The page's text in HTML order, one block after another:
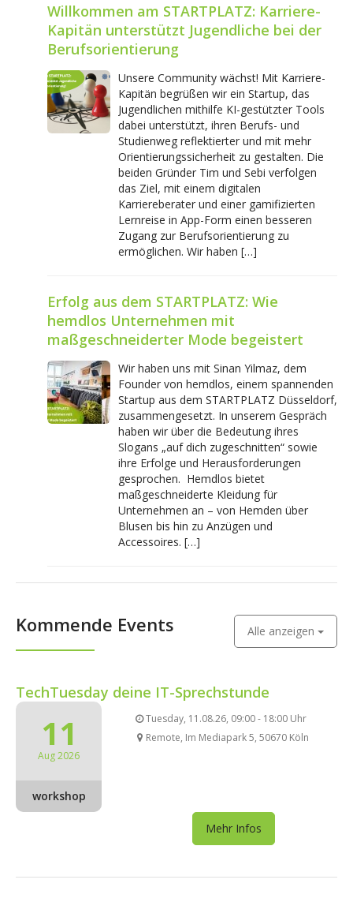
Willkommen am STARTPLATZ: Karriere-
Kapitän unterstützt Jugendliche bei der
Berufsorientierung
Unsere Community wächst! Mit Karriere-
Kapitän begrüßen wir ein Startup, das
Jugendlichen mithilfe KI-gestützter Tools
dabei unterstützt, ihren Berufs- und
Studienweg reflektierter und mit mehr
Orientierungssicherheit zu gestalten. Die
beiden Gründer Tim und Sebi verfolgen
das Ziel, mit einem digitalen
Karriereberater und einer gamifizierten
Lernreise in App-Form einen besseren
Zugang zur Berufsorientierung zu
ermöglichen. Wir haben […]
Erfolg aus dem STARTPLATZ: Wie
hemdlos Unternehmen mit
maßgeschneiderter Mode begeistert
Wir haben uns mit Sinan Yilmaz, dem
Founder von hemdlos, einem spannenden
Startup aus dem STARTPLATZ Düsseldorf,
zusammengesetzt. In unserem Gespräch
haben wir über die Bedeutung ihres
Slogans „auf dich zugeschnitten“ sowie
ihre Erfolge und Herausforderungen
gesprochen. Hemdlos bietet
maßgeschneiderte Kleidung für
Unternehmen an – von Hemden über
Blusen bis hin zu Anzügen und
Accessoires. […]
Kommende Events Alle anzeigen
TechTuesday deine IT-Sprechstunde
11
Aug 2026
workshop
Tuesday, 11.08.26, 09:00 - 18:00 Uhr
Remote, Im Mediapark 5, 50670 Köln
Mehr Infos